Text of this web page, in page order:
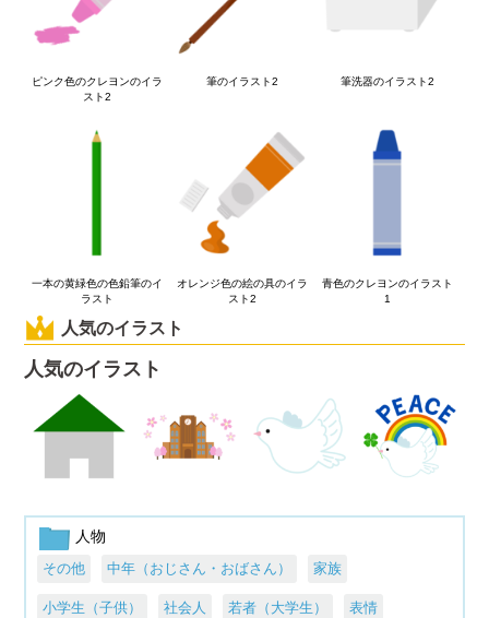
ピンク色のクレヨンのイラ
スト2
筆のイラスト2 筆洗器のイラスト2
一本の黄緑色の色鉛筆のイ
ラスト
オレンジ色の絵の具のイラ
スト2
青色のクレヨンのイラスト
1
人気のイラスト
人気のイラスト
人物
その他 中年（おじさん・おばさん） 家族
小学生（子供） 社会人 若者（大学生） 表情